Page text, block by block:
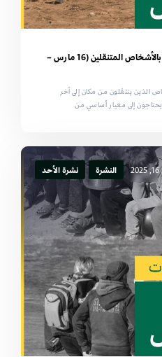
الأحداث والتطورات الخاصة بالأشخاص المتنقلين (16 مارس –
الذين ينتقلون من مكان إلى آخر
إلى معيار أساسي من
النشرة نشرة الأحد